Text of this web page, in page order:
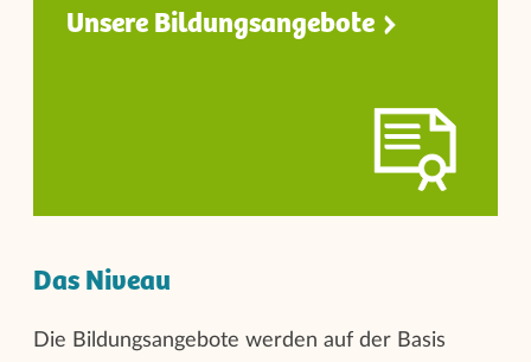
Unsere Bildungsangebote
Das Niveau
Die Bildungsangebote werden auf der Basis